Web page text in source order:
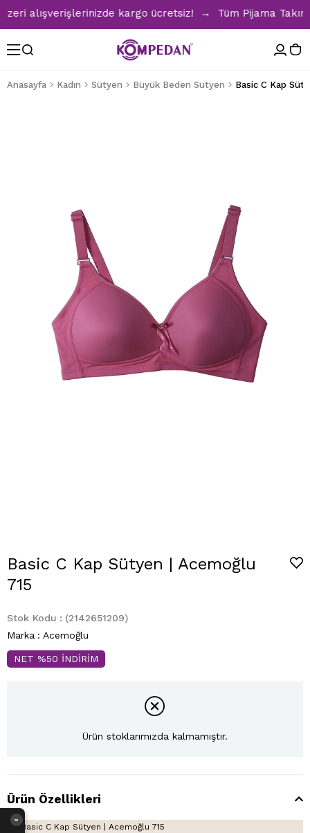
alışverişlerinizde kargo ücretsiz! → Tüm Pijama
Anasayfa Kadın Sütyen Büyük Beden Sütyen Basic C Kap
Basic C Kap Sütyen | Acemoğlu
715
Stok Kodu
(2142651209)
Marka : Acemoğlu
NET %50 İNDİRİM
Ürün stoklarımızda kalmamıştır.
Ürün Özellikleri
Basic C Kap Sütyen | Acemoğlu 715
›